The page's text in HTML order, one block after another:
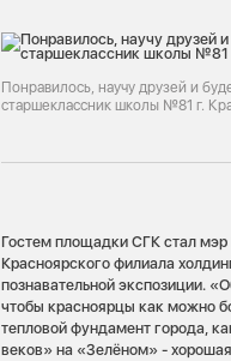
Понравилось, научу друзей и
старшеклассник школы №81 г.
Гостем площадки СГК стал мэр
Красноярского филиала
познавательной экспозиции.
чтобы красноярцы как можно
тепловой фундамент города,
веков» на «Зелёном» -